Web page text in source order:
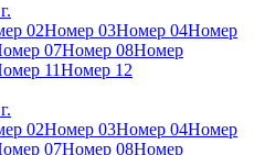
02Номер 03Номер 04Номер
07Номер 08Номер
11Номер 12
02Номер 03Номер 04Номер
07Номер 08Номер